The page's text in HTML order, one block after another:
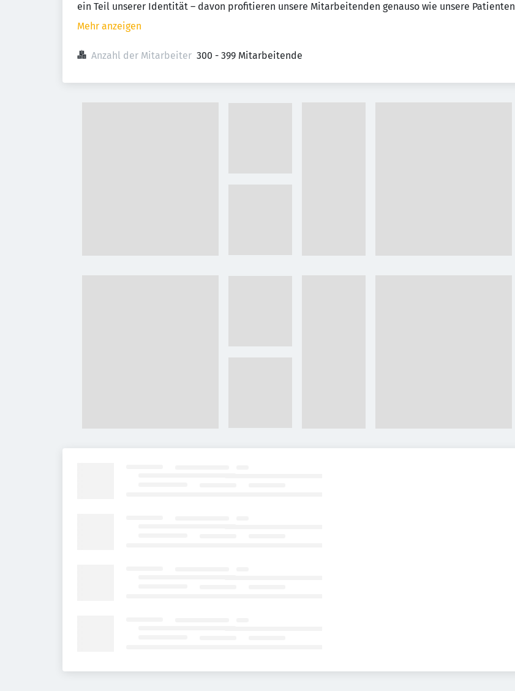
ein Teil unserer Identität – davon profitieren unsere Mitarbeitenden genauso wie unsere Patienten
Mehr anzeigen
Anzahl der Mitarbeiter 300 - 399 Mitarbeitende